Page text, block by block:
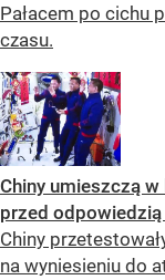
Pałacem po cichu
czasu.
Chiny umieszczą
przed odpowiedzią
Chiny
na wyniesieniu do